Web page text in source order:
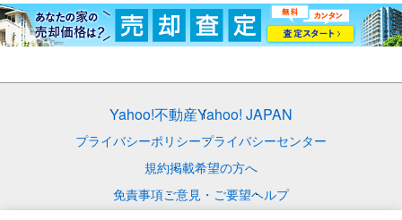
Yahoo!不動産Yahoo! JAPAN
プライバシーポリシープライバシーセンター
規約掲載希望の方へ
免責事項ご意見・ご要望ヘルプ
© LY Corporation